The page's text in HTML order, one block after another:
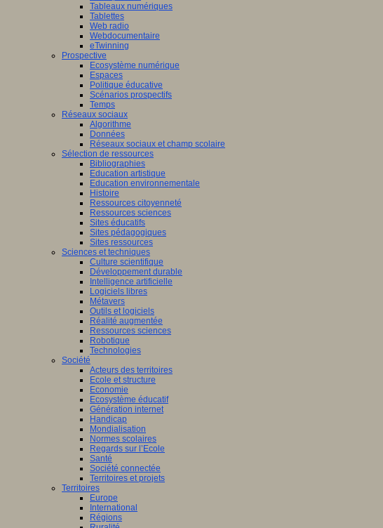
Tableaux numériques
Tablettes
Web radio
Webdocumentaire
eTwinning
Prospective
Ecosystème numérique
Espaces
Politique éducative
Scénarios prospectifs
Temps
Réseaux sociaux
Algorithme
Données
Réseaux sociaux et champ scolaire
Sélection de ressources
Bibliographies
Education artistique
Education environnementale
Histoire
Ressources citoyenneté
Ressources sciences
Sites éducatifs
Sites pédagogiques
Sites ressources
Sciences et techniques
Culture scientifique
Développement durable
Intelligence artificielle
Logiciels libres
Métavers
Outils et logiciels
Réalité augmentée
Ressources sciences
Robotique
Technologies
Société
Acteurs des territoires
Ecole et structure
Economie
Ecosystème éducatif
Génération internet
Handicap
Mondialisation
Normes scolaires
Regards sur l’Ecole
Santé
Société connectée
Territoires et projets
Territoires
Europe
International
Régions